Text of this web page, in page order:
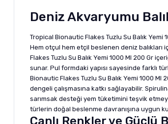
Deniz Akvaryumu
Tropical Bionautic Flakes Tuzlu Su Balık
Hem otçul hem etçil beslenen deniz balıkları
Flakes Tuzlu Su Balık Yemi 1000 Ml 200 Gr
sunar. Pul formdaki yapısı sayesinde farklı
Bionautic Flakes Tuzlu Su Balık Yemi 1000
dengeli çalışmasına katkı sağlayabilir.
sarımsak desteği yem tüketimini teşvik
türlerin doğal beslenme davranışına uygun
Canlı Renkler ve Güçlü